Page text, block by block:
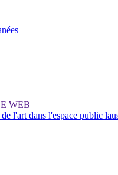
WEB
l'art dans l'espace public